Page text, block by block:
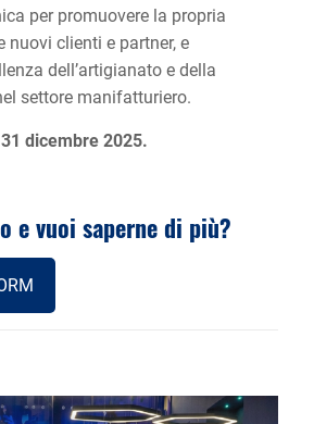
per promuovere la propria
nuovi clienti e partner, e
dell’artigianato e della
settore manifatturiero.
dicembre 2025.
e vuoi saperne di più?